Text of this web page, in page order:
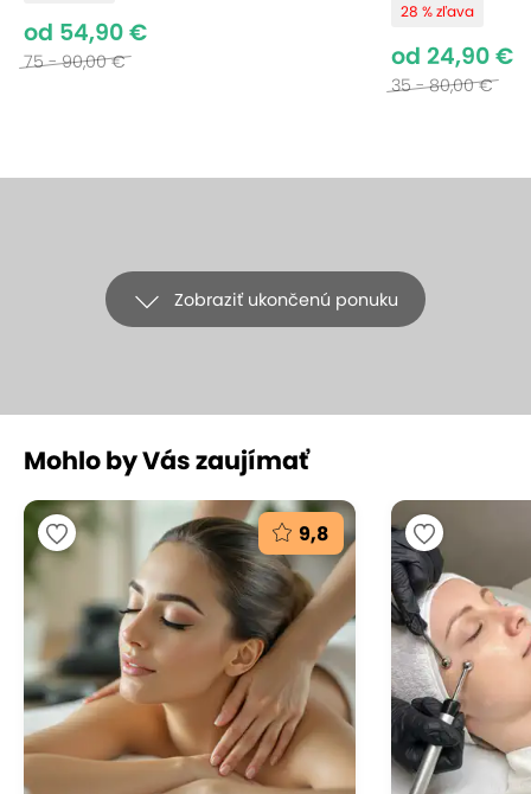
od 54,90 €
75 - 90,00 €
28 % zľava
od 24,90 €
35 - 80,00 €
Zobraziť ukončenú ponuku
+11
LIMITOVANÁ PONUKA pre nové
klientky: Ošetrenie Babor Deluxe,
diagnostika pleti a úprava obočia
BABOR BEAUTY SPA, Bratislava - Staré Mesto (mapa)
9.5Vynikajúce hodnotenie
Dokonalý zážitok s luxusnou kozmetikou Babor.
Jedinečný a komplexný postup ošetrenia pleti
vykonávaný produktovou radou Skinovage a
Mohlo by Vás zaujímať
9,8